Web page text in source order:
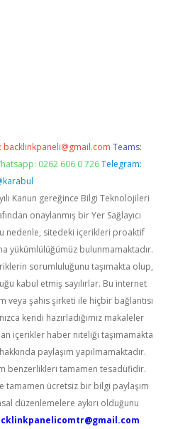
backlinkpaneli@gmail.com Teams:
0262 606 0 726 Telegram:
Kanun gereğince Bilgi Teknolojileri
onaylanmış bir Yer Sağlayıcı
nedenle, sitedeki içerikleri proaktif
yükümlülüğümüz bulunmamaktadır.
sorumluluğunu taşımakta olup,
kabul etmiş sayılırlar. Bu internet
şahıs şirketi ile hiçbir bağlantısı
kendi hazırladığımız makaleler
içerikler haber niteliği taşımamakta
paylaşım yapılmamaktadır.
benzerlikleri tamamen tesadüfidir.
tamamen ücretsiz bir bilgi paylaşım
düzenlemelere aykırı olduğunu